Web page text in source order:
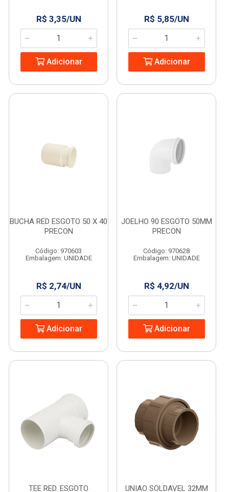
R$ 3,35/UN
Adicionar
R$ 5,85/UN
Adicionar
BUCHA RED ESGOTO 50 X 40
PRECON
Código: 970603
Embalagem: UNIDADE
R$ 2,74/UN
Adicionar
JOELHO 90 ESGOTO 50MM
PRECON
Código: 970628
Embalagem: UNIDADE
R$ 4,92/UN
Adicionar
TEE RED. ESGOTO UNIAO SOLDAVEL 32MM